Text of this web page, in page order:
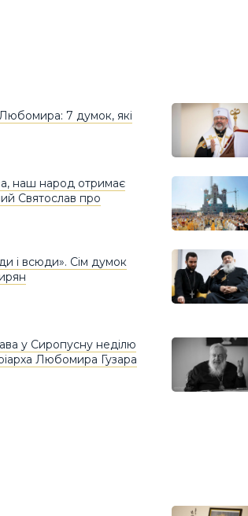
7 думок, які
наш народ отримає
Святослав про
і всюди». Сім думок
у Сиропусну неділю
Любомира Гузара